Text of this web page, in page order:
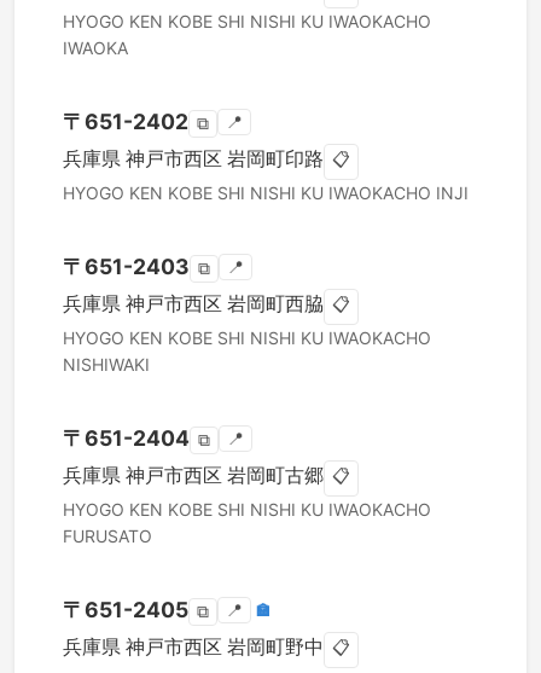
HYOGO KEN KOBE SHI NISHI KU IWAOKACHO
IWAOKA
〒651-2402 ⧉ 📍
兵庫県 神戸市西区 岩岡町印路 📋
HYOGO KEN KOBE SHI NISHI KU IWAOKACHO INJI
〒651-2403 ⧉ 📍
兵庫県 神戸市西区 岩岡町西脇 📋
HYOGO KEN KOBE SHI NISHI KU IWAOKACHO
NISHIWAKI
〒651-2404 ⧉ 📍
兵庫県 神戸市西区 岩岡町古郷 📋
HYOGO KEN KOBE SHI NISHI KU IWAOKACHO
FURUSATO
〒651-2405 ⧉ 📍 🏣
兵庫県 神戸市西区 岩岡町野中 📋